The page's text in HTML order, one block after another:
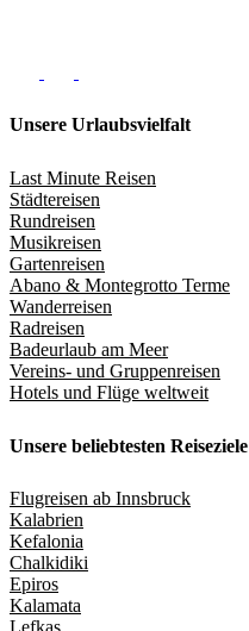
Unsere Urlaubsvielfalt
Last Minute Reisen
Städtereisen
Rundreisen
Musikreisen
Gartenreisen
Abano & Montegrotto Terme
Wanderreisen
Radreisen
Badeurlaub am Meer
Vereins- und Gruppenreisen
Hotels und Flüge weltweit
Unsere beliebtesten Reiseziele
Flugreisen ab Innsbruck
Kalabrien
Kefalonia
Chalkidiki
Epiros
Kalamata